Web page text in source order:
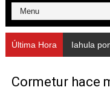
Nevado Gas
Balance semestral
Plan Vacacional
Alcaldía del
Última Hora Iahula pone en
Cormetur hace